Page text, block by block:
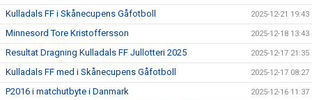
Kulladals FF i Skånecupens Gåfotboll 2025-12-21 19:43
Minnesord Tore Kristoffersson 2025-12-18 13:43
Resultat Dragning Kulladals FF Jullotteri 2025 2025-12-17 21:35
Kulladals FF med i Skånecupens Gåfotboll 2025-12-17 08:27
P2016 i matchutbyte i Danmark 2025-12-16 11:37